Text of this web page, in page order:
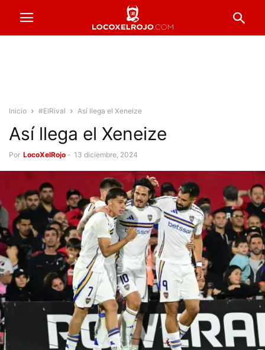
Inicio #ElRival Así llega el Xeneize
Así llega el Xeneize
Por LocoXelRojo - 13 diciembre, 2024